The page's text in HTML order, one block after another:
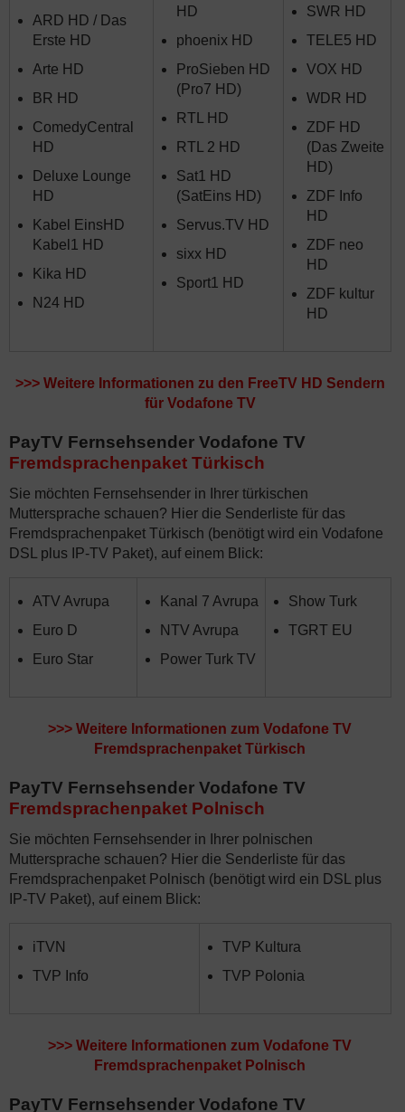
ARD HD / Das
Erste HD
Arte HD
BR HD
ComedyCentral
HD
Deluxe Lounge
HD
Kabel EinsHD
Kabel1 HD
Kika HD
N24 HD
HD
phoenix HD
ProSieben HD
(Pro7 HD)
RTL HD
RTL 2 HD
Sat1 HD
(SatEins HD)
Servus.TV HD
sixx HD
Sport1 HD
SWR HD
TELE5 HD
VOX HD
WDR HD
ZDF HD
(Das Zweite
HD)
ZDF Info
HD
ZDF neo
HD
ZDF kultur
HD
>>> Weitere Informationen zu den FreeTV HD Sendern
für Vodafone TV
PayTV Fernsehsender Vodafone TV
Fremdsprachenpaket Türkisch
Sie möchten Fernsehsender in Ihrer türkischen
Muttersprache schauen? Hier die Senderliste für das
Fremdsprachenpaket Türkisch (benötigt wird ein Vodafone
DSL plus IP-TV Paket), auf einem Blick:
ATV Avrupa
Euro D
Euro Star
Kanal 7 Avrupa
NTV Avrupa
Power Turk TV
Show Turk
TGRT EU
>>> Weitere Informationen zum Vodafone TV
Fremdsprachenpaket Türkisch
PayTV Fernsehsender Vodafone TV
Fremdsprachenpaket Polnisch
Sie möchten Fernsehsender in Ihrer polnischen
Muttersprache schauen? Hier die Senderliste für das
Fremdsprachenpaket Polnisch (benötigt wird ein DSL plus
IP-TV Paket), auf einem Blick:
iTVN
TVP Info
TVP Kultura
TVP Polonia
>>> Weitere Informationen zum Vodafone TV
Fremdsprachenpaket Polnisch
PayTV Fernsehsender Vodafone TV